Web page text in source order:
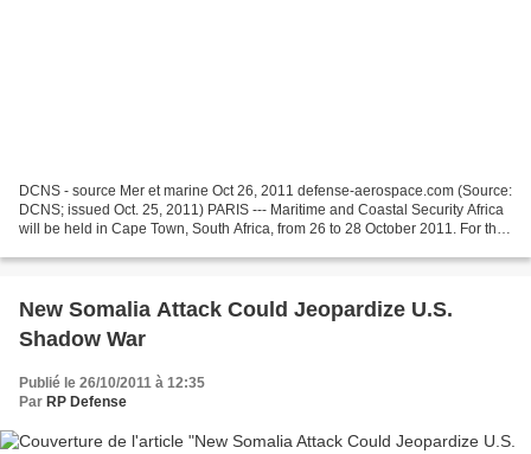
DCNS - source Mer et marine Oct 26, 2011 defense-aerospace.com (Source:
DCNS; issued Oct. 25, 2011) PARIS --- Maritime and Coastal Security Africa
will be held in Cape Town, South Africa, from 26 to 28 October 2011. For the
New Somalia Attack Could Jeopardize U.S.
Shadow War
Publié le 26/10/2011 à 12:35
Par RP Defense